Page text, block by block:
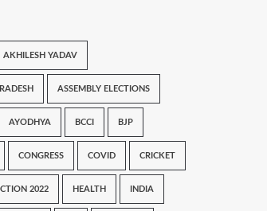
AKHILESH YADAV
ASSEMBLY ELECTIONS
AYODHYA BCCI BJP
CONGRESS COVID CRICKET
2022 HEALTH INDIA